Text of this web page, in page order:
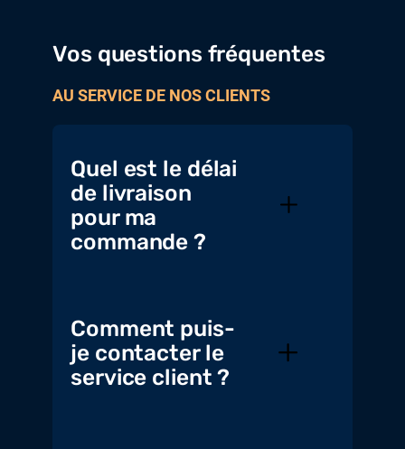
Vos questions fréquentes
AU SERVICE DE NOS CLIENTS
Quel est le délai
de livraison
pour ma
commande ?
Comment puis-
je contacter le
service client ?